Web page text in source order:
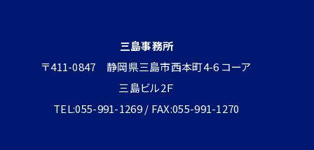
三島事務所
〒411-0847 静岡県三島市西本町4-6 コーア
三島ビル2Ｆ
TEL:055-991-1269 / FAX:055-991-1270